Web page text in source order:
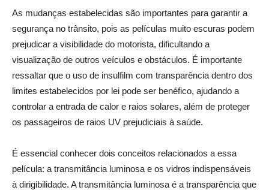
As mudanças estabelecidas são importantes para garantir a
segurança no trânsito, pois as películas muito escuras podem
prejudicar a visibilidade do motorista, dificultando a
visualização de outros veículos e obstáculos. É importante
ressaltar que o uso de insulfilm com transparência dentro dos
limites estabelecidos por lei pode ser benéfico, ajudando a
controlar a entrada de calor e raios solares, além de proteger
os passageiros de raios UV prejudiciais à saúde.
É essencial conhecer dois conceitos relacionados a essa
película: a transmitância luminosa e os vidros indispensáveis
à dirigibilidade. A transmitância luminosa é a transparência que